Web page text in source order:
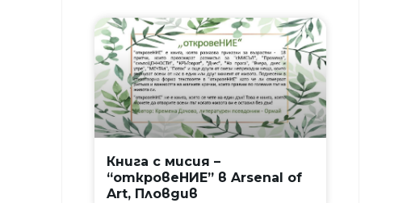
Книга с мисия –
“откровеНИЕ” в Arsenal of
Art, Пловдив